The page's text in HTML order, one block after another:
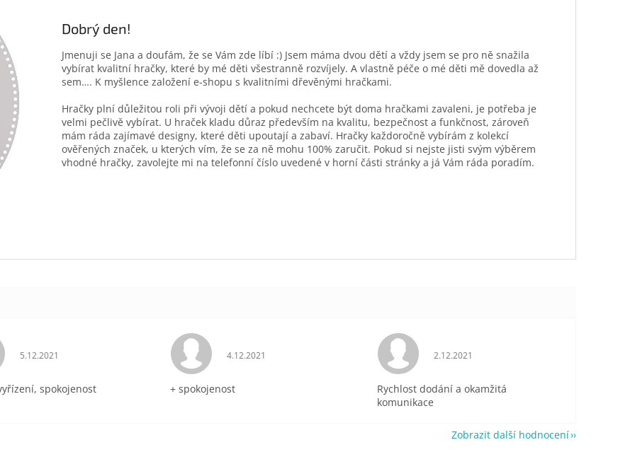
Dobrý den!
Jmenuji se Jana a doufám, že se Vám zde líbí :) Jsem máma dvou dětí a vždy jsem se pro ně snažila
vybírat kvalitní hračky, které by mé děti všestranně rozvíjely. A vlastně péče o mé děti mě dovedla až
sem…. K myšlence založení e-shopu s kvalitními dřevěnými hračkami.
Hračky plní důležitou roli při vývoji dětí a pokud nechcete být doma hračkami zavaleni, je potřeba je
velmi pečlivě vybírat. U hraček kladu důraz především na kvalitu, bezpečnost a funkčnost, zároveň
mám ráda zajímavé designy, které děti upoutají a zabaví. Hračky každoročně vybírám z kolekcí
ověřených značek, u kterých vím, že se za ně mohu 100% zaručit. Pokud si nejste jisti svým výběrem
vhodné hračky, zavolejte mi na telefonní číslo uvedené v horní části stránky a já Vám ráda poradím.
Hodnocení obchodu je 5 z 5 hvězdiček.
5.12.2021
spokojenost
Hodnocení obchodu je 5 z 5 hvězdiček.
4.12.2021
+ spokojenost
Hodnocení obchodu je 5 z 5 hvězdiček.
2.12.2021
Rychlost dodání a okamžitá
komunikace
Zobrazit další hodnocení